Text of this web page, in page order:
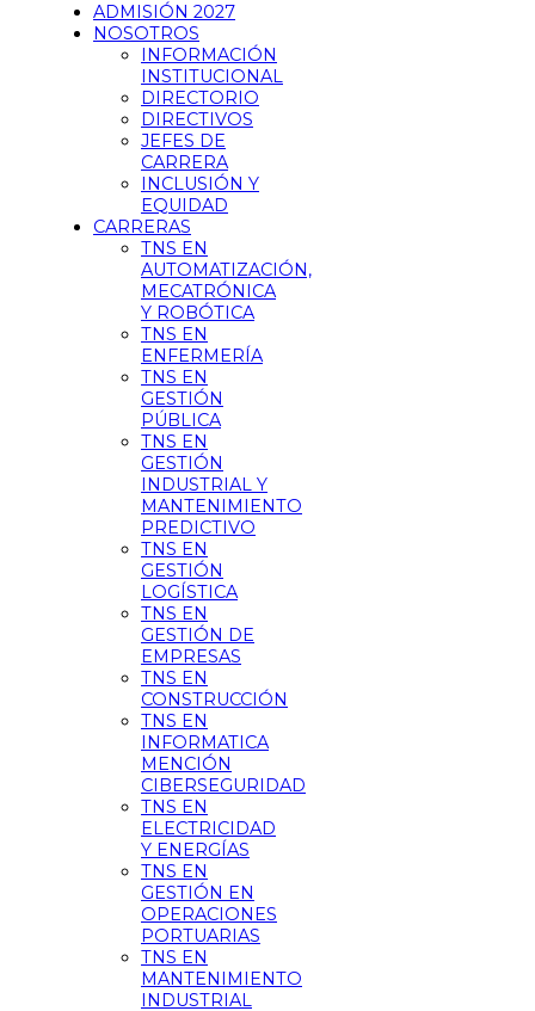
ADMISIÓN 2027
NOSOTROS
INFORMACIÓN
INSTITUCIONAL
DIRECTORIO
DIRECTIVOS
JEFES DE
CARRERA
INCLUSIÓN Y
EQUIDAD
CARRERAS
TNS EN
AUTOMATIZACIÓN,
MECATRÓNICA
Y ROBÓTICA
TNS EN
ENFERMERÍA
TNS EN
GESTIÓN
PÚBLICA
TNS EN
GESTIÓN
INDUSTRIAL Y
MANTENIMIENTO
PREDICTIVO
TNS EN
GESTIÓN
LOGÍSTICA
TNS EN
GESTIÓN DE
EMPRESAS
TNS EN
CONSTRUCCIÓN
TNS EN
INFORMATICA
MENCIÓN
CIBERSEGURIDAD
TNS EN
ELECTRICIDAD
Y ENERGÍAS
TNS EN
GESTIÓN EN
OPERACIONES
PORTUARIAS
TNS EN
MANTENIMIENTO
INDUSTRIAL